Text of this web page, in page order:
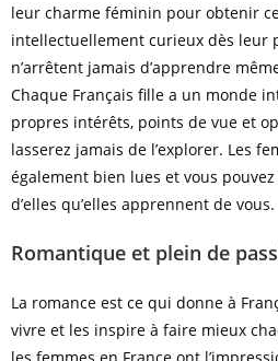
leur charme féminin pour obtenir
intellectuellement curieux dès leur
n’arrêtent jamais d’apprendre
Chaque Français fille a un monde
propres intérêts, points de vue et
lasserez jamais de l’explorer. Les
également bien lues et vous
d’elles qu’elles apprennent de vous.
Romantique et plein de
La romance est ce qui donne à
vivre et les inspire à faire mieux
les femmes en France ont